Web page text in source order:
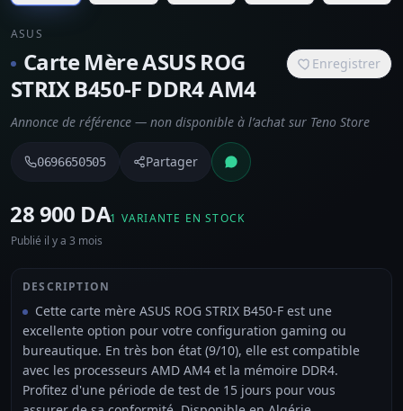
ASUS
Carte Mère ASUS ROG
STRIX B450-F DDR4 AM4
Enregistrer
Annonce de référence — non disponible à l’achat sur Teno Store
0696650505 Partager
⁦28 900 DA⁩1 VARIANTE EN STOCK
Publié il y a 3 mois
DESCRIPTION
Cette carte mère ASUS ROG STRIX B450-F est une
excellente option pour votre configuration gaming ou
bureautique. En très bon état (9/10), elle est compatible
avec les processeurs AMD AM4 et la mémoire DDR4.
Profitez d'une période de test de 15 jours pour vous